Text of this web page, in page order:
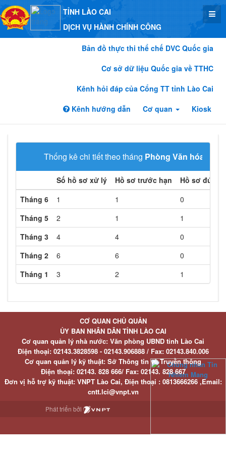
TỈNH LÀO CAI
DỊCH VỤ HÀNH CHÍNH CÔNG
Bản đồ thực thi thể chế DVC Quốc gia
Cơ sở dữ liệu Quốc gia về TTHC
Kênh hỏi đáp của Cổng TT tỉnh Lào Cai
Kênh hướng dẫn
Cơ quan Kiosk
Thống kê chi tiết theo tháng Phòng Văn hóa xã
Số hồ sơ xử lý Hồ sơ trước hạn
Hồ sơ đúng
Tháng 6
1 1
0
Tháng 5
2 1
1
Tháng 3
4 4
0
Tháng 2
6 6
0
Tháng 1
3 2 1
CƠ QUAN CHỦ QUẢN
ỦY BAN NHÂN DÂN TỈNH LÀO CAI
Cơ quan quản lý nhà nước: Văn phòng UBND tỉnh Lào Cai
Điện thoại:02143.3828598 - 02143.906888 / Fax:02143.840.006
Cơ quan quản lý kỹ thuật: Sở Thông tin và Truyền thông
Điện thoại:02143. 828 666/ Fax:02143. 828 667
Đơn vị hỗ trợ kỹ thuật: VNPT Lào Cai, Điện thoại : 0813666266 ,Email:
cntt.lci@vnpt.vn
Phát triển bởi